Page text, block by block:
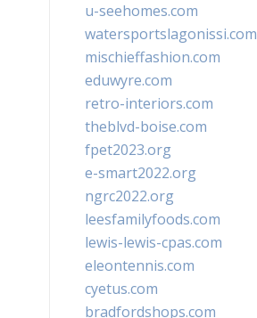
u-seehomes.com
watersportslagonissi.com
mischieffashion.com
eduwyre.com
retro-interiors.com
theblvd-boise.com
fpet2023.org
e-smart2022.org
ngrc2022.org
leesfamilyfoods.com
lewis-lewis-cpas.com
eleontennis.com
cyetus.com
bradfordshops.com